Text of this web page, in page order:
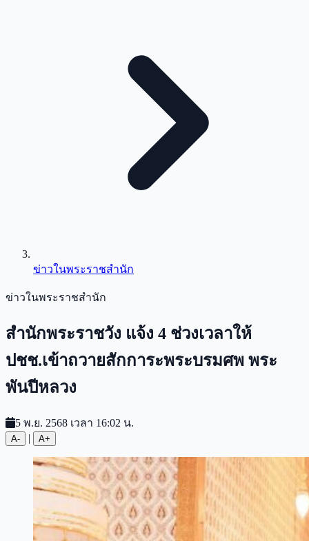
ข่าวในพระราชสำนัก
ข่าวในพระราชสำนัก
สำนักพระราชวัง แจ้ง 4 ช่วงเวลาให้
ปชช.เข้าถวายสักการะพระบรมศพ พระ
พันปีหลวง
5 พ.ย. 2568 เวลา 16:02 น.
A- | A+